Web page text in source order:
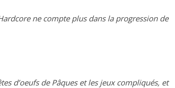
ne compte plus dans la progression de
d’oeufs de Pâques et les jeux compliqués, et